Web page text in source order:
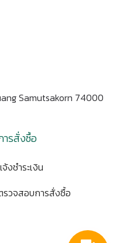
Samutsakorn 74000
ารสั่งซื้อ
งชำระเงิน
รวจสอบการสั่งซื้อ